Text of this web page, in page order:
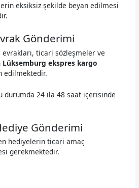
eksiksiz şekilde beyan edilmesi
Gönderimi
ticari sözleşmeler ve
Lüksemburg ekspres kargo
edilmektedir.
durumda 24 ila 48 saat içerisinde
Gönderimi
hediyelerin ticari amaç
gerekmektedir.